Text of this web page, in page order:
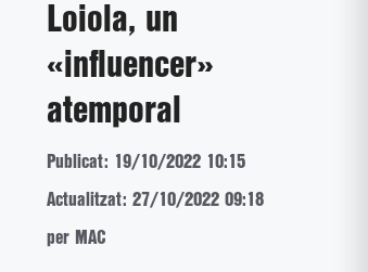
Loiola, un
«influencer»
atemporal
Publicat: 19/10/2022 10:15
Actualitzat: 27/10/2022 09:18
per MAC